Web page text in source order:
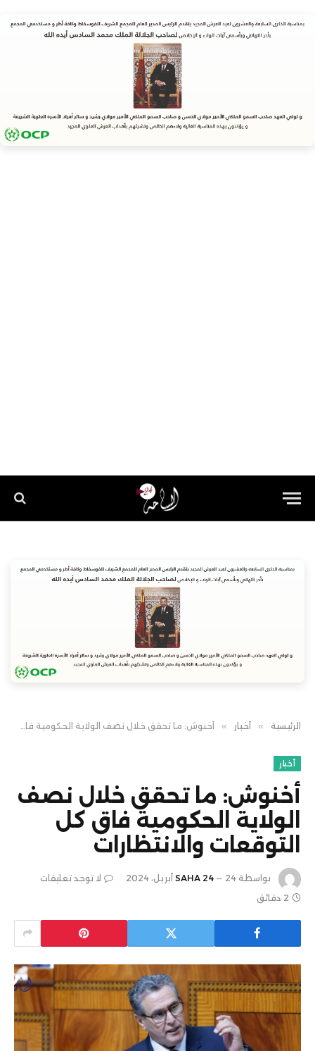
الرئيسية » أخبار » أخنوش: ما تحقق خلال نصف الولاية الحكومية فاق كل التوقعات والانتظارات
أخبار
أخنوش: ما تحقق خلال نصف
الولاية الحكومية فاق كل
التوقعات والانتظارات
بواسطة SAHA 24 24 أبريل، 2024
لا توجد تعليقات
2 دقائق